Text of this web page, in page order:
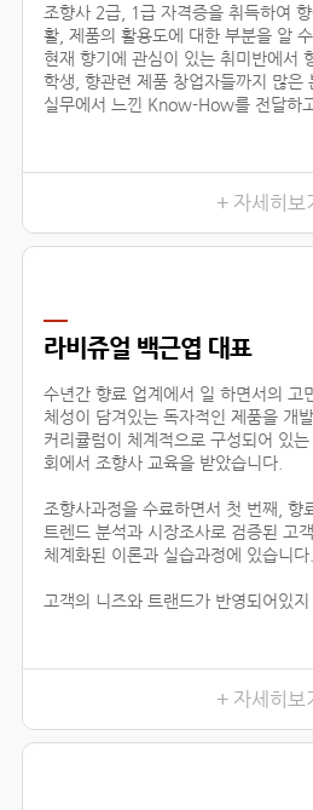
조향사 2급, 1급 자격증을 취득하여
활, 제품의 활용도에 대한 부분을 알
현재 향기에 관심이 있는 취미반에서
학생, 향관련 제품 창업자들까지 많은
실무에서 느낀 Know-How를 전달하
등을 생산, 판매, 수출하고 있으며, 타
+ 자세히보
라비쥬얼 백근엽 대표
수년간 향료 업계에서 일 하면서의 고
체성이 담겨있는 독자적인 제품을 개
커리큘럼이 체계적으로 구성되어 있
회에서 조향사 교육을 받았습니다.
조향사과정을 수료하면서 첫 번째, 향
트렌드 분석과 시장조사로 검증된 고
체계화된 이론과 실습과정에 있습니다.
고객의 니즈와 트랜드가 반영되어있
것이 중요하다고 느껴왔습니다.
이런 부분에서 향장협회의 커리큘럼
의 타입을 체계적 분하고 습득함으로
한 이론을 잡아주며, 실질적으로 제품
이는 공방창업, 브랜드출시, 향 관련
+ 자세히보